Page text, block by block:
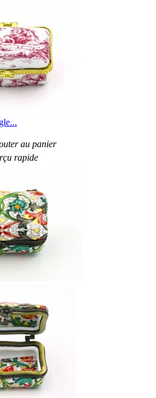
au panier
rapide